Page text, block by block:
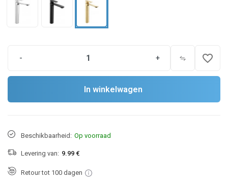
- + favorite_border
In winkelwagen
Beschikbaarheid: Op voorraad
Levering van: 9.99 €
Retour tot 100 dagen